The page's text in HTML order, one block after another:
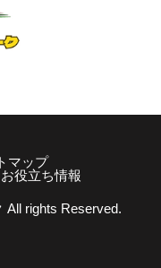
マップ
お役立ち情報
All rights Reserved.